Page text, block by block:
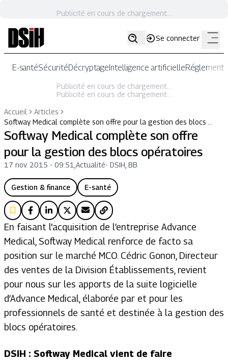
Publicité en cours de chargement...
Se connecter
E-santéSécuritéDécryptageIntelligence artificielle
Publicité en cours de chargement...
Publicité en cours de chargement...
Accueil
Articles
Softway Medical complète son offre pour la gestion des blocs …
Softway Medical complète son offre
pour la gestion des blocs opératoires
17 nov. 2015 - 09:51 Actualité- DSIH, BB
Gestion & finance E-santé
En faisant l'acquisition de l’entreprise Advance
Medical, Softway Medical renforce de facto sa
position sur le marché MCO. Cédric Gonon, Directeur
des ventes de la Division Établissements, revient
pour nous sur les apports de la suite logicielle
d’Advance Medical, élaborée par et pour les
professionnels de santé et destinée à la gestion des
blocs opératoires.
DSIH : Softway Medical vient de faire